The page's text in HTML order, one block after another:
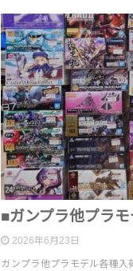
■ガンプラ他プラ
2026年6月23日
ガンプラ他プラモデル各種